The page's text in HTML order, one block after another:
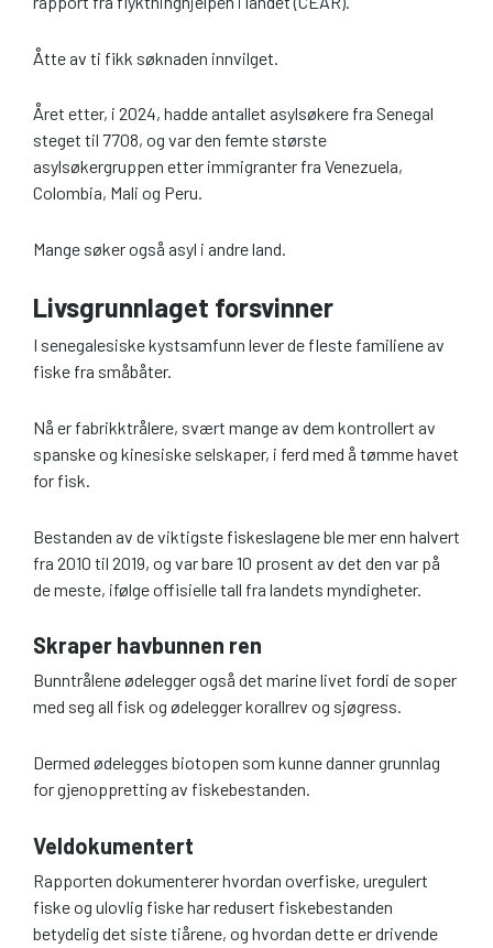
Åtte av ti fikk søknaden innvilget.
Året etter, i 2024, hadde antallet asylsøkere fra Senegal
steget til 7708, og var den femte største
asylsøkergruppen etter immigranter fra Venezuela,
Colombia, Mali og Peru.
Mange søker også asyl i andre land.
Livsgrunnlaget forsvinner
I senegalesiske kystsamfunn lever de fleste familiene av
fiske fra småbåter.
Nå er fabrikktrålere, svært mange av dem kontrollert av
spanske og kinesiske selskaper, i ferd med å tømme havet
for fisk.
Bestanden av de viktigste fiskeslagene ble mer enn halvert
fra 2010 til 2019, og var bare 10 prosent av det den var på
de meste, ifølge offisielle tall fra landets myndigheter.
Skraper havbunnen ren
Bunntrålene ødelegger også det marine livet fordi de soper
med seg all fisk og ødelegger korallrev og sjøgress.
Dermed ødelegges biotopen som kunne danner grunnlag
for gjenoppretting av fiskebestanden.
Veldokumentert
Rapporten dokumenterer hvordan overfiske, uregulert
fiske og ulovlig fiske har redusert fiskebestanden
betydelig det siste tiårene, og hvordan dette er drivende